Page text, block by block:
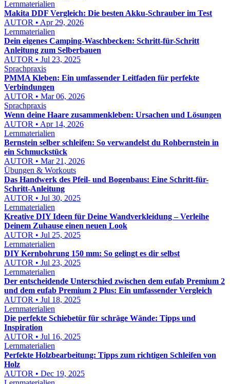
Lernmaterialien
Makita DDF Vergleich: Die besten Akku-Schrauber im Test
AUTOR • Apr 29, 2026
Lernmaterialien
Dein eigenes Camping-Waschbecken: Schritt-für-Schritt
Anleitung zum Selberbauen
AUTOR • Jul 23, 2025
Sprachpraxis
PMMA Kleben: Ein umfassender Leitfaden für perfekte
Verbindungen
AUTOR • Mar 06, 2026
Sprachpraxis
Wenn deine Haare zusammenkleben: Ursachen und Lösungen
AUTOR • Apr 14, 2026
Lernmaterialien
Bernstein selber schleifen: So verwandelst du Rohbernstein in
ein Schmuckstück
AUTOR • Mar 21, 2026
Übungen & Workouts
Das Handwerk des Pfeil- und Bogenbaus: Eine Schritt-für-
Schritt-Anleitung
AUTOR • Jul 30, 2025
Lernmaterialien
Kreative DIY Ideen für Deine Wandverkleidung – Verleihe
Deinem Zuhause einen neuen Look
AUTOR • Jul 25, 2025
Lernmaterialien
DIY Kernbohrung 150 mm: So gelingt es dir selbst
AUTOR • Jul 23, 2025
Lernmaterialien
Der entscheidende Unterschied zwischen dem eufab Premium 2
und dem eufab Premium 2 Plus: Ein umfassender Vergleich
AUTOR • Jul 18, 2025
Lernmaterialien
Die perfekte Schiebetür für schräge Wände: Tipps und
Inspiration
AUTOR • Jul 16, 2025
Lernmaterialien
Perfekte Holzbearbeitung: Tipps zum richtigen Schleifen von
Holz
AUTOR • Dec 19, 2025